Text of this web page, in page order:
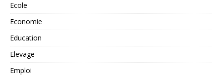
Ecole
Economie
Education
Elevage
Emploi